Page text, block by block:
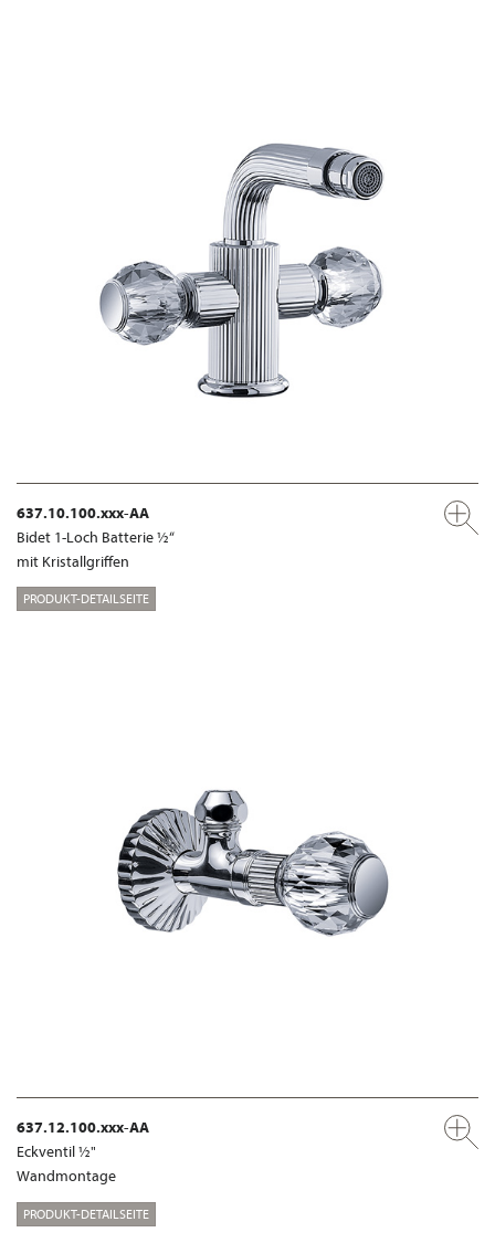
637.10.100.xxx-AA
Bidet 1-Loch Batterie ½“
mit Kristallgriffen
PRODUKT-DETAILSEITE
637.12.100.xxx-AA
Eckventil ½"
Wandmontage
PRODUKT-DETAILSEITE